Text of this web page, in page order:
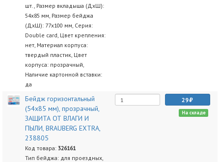
шт., Размер вкладыша (ДхШ):
54х85 мм, Размер бейджа
(ДхШ): 77х100 мм, Серия:
Double card, Цвет крепления:
нет, Материал корпуса:
твердый пластик, Цвет
корпуса: прозрачный,
Наличие картонной вставки:
да
Бейдж горизонтальный
(54х85 мм), прозрачный,
ЗАЩИТА ОТ ВЛАГИ И
ПЫЛИ, BRAUBERG EXTRA,
238805
Код товара: 326161
Тип бейджа: для проездных,
29
На складе